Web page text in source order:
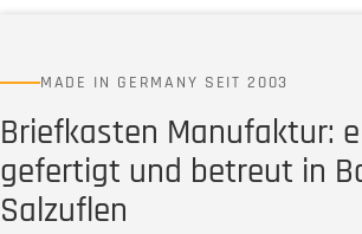
MADE IN GERMANY SEIT 2003
Briefkasten Manufaktur:
gefertigt und betreut in
Salzuflen